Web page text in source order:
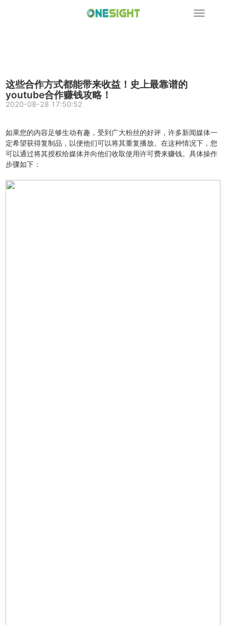
展
这些合作方式都能带来收益！史上最靠谱的
youtube合作赚钱攻略！
2020-08-28 17:50:52
如果您的内容足够生动有趣，受到广大粉丝的好评，许多新闻媒体一
定希望获得复制品，以便他们可以将其重复播放。在这种情况下，您
可以通过将其授权给媒体并向他们收取使用许可费来赚钱。具体操作
步骤如下：